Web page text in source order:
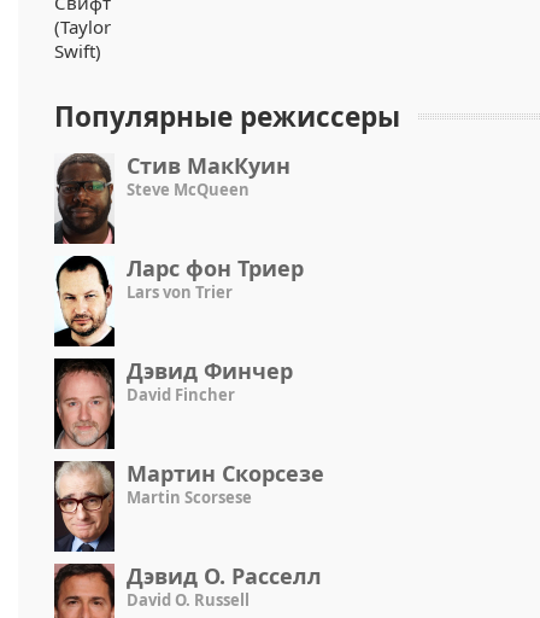
Популярные режиссеры
Стив МакКуин
Steve McQueen
Ларс фон Триер
Lars von Trier
Дэвид Финчер
David Fincher
Мартин Скорсезе
Martin Scorsese
Дэвид О. Расселл
David O. Russell